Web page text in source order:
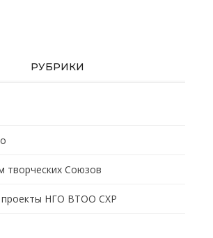
РУБРИКИ
творческих Союзов
НГО ВТОО СХР